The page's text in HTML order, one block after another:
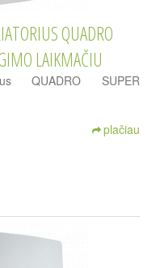
QUADRO
LAIKMAČIU
QUADRO SUPER
plačiau